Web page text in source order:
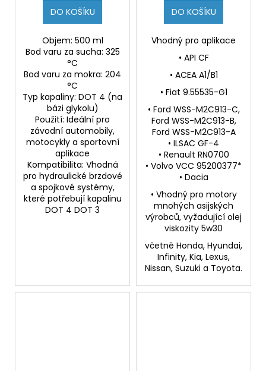
DO KOŠÍKU
Objem: 500 ml
Bod varu za sucha: 325
°C
Bod varu za mokra: 204
°C
Typ kapaliny: DOT 4 (na
bázi glykolu)
Použití: Ideální pro
závodní automobily,
motocykly a sportovní
aplikace
Kompatibilita: Vhodná
pro hydraulické brzdové
a spojkové systémy,
které potřebují kapalinu
DOT 4 DOT 3
DO KOŠÍKU
Vhodný pro aplikace
• API CF
• ACEA A1/B1
• Fiat 9.55535-G1
• Ford WSS-M2C913-C,
Ford WSS-M2C913-B,
Ford WSS-M2C913-A
• ILSAC GF-4
• Renault RN0700
• Volvo VCC 95200377*
• Dacia
• Vhodný pro motory
mnohých asijských
výrobců, vyžadující olej
viskozity 5w30
včetně Honda, Hyundai,
Infinity, Kia, Lexus,
Nissan, Suzuki a Toyota.